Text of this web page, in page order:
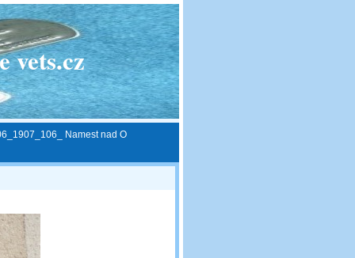
vets.cz
Namest nad O